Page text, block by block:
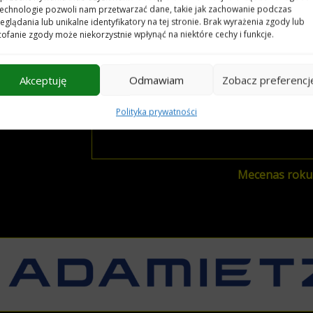
pozwoli nam przetwarzać dane, takie jak zachowanie podczas
lub unikalne identyfikatory na tej stronie. Brak wyrażenia zgody lub
zgody może niekorzystnie wpłynąć na niektóre cechy i funkcje.
Akceptuję Odmawiam Zobacz
Polityka prywatności
Mecenas roku